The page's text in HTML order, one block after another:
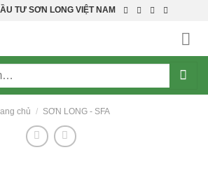
TƯ SƠN LONG VIỆT NAM
chủ / SƠN LONG - SFA